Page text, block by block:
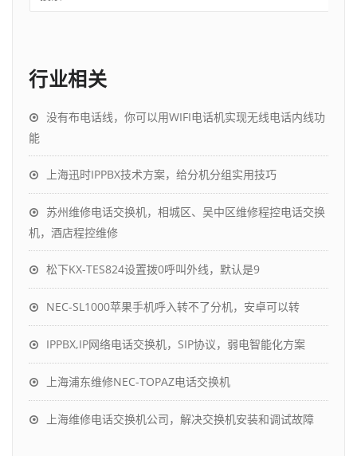
行业相关
没有布电话线，你可以用WIFI电话机实现无线电话内线功
能
上海迅时IPPBX技术方案，给分机分组实用技巧
苏州维修电话交换机，相城区、吴中区维修程控电话交换
机，酒店程控维修
松下KX-TES824设置拨0呼叫外线，默认是9
NEC-SL1000苹果手机呼入转不了分机，安卓可以转
IPPBX,IP网络电话交换机，SIP协议，弱电智能化方案
上海浦东维修NEC-TOPAZ电话交换机
上海维修电话交换机公司，解决交换机安装和调试故障